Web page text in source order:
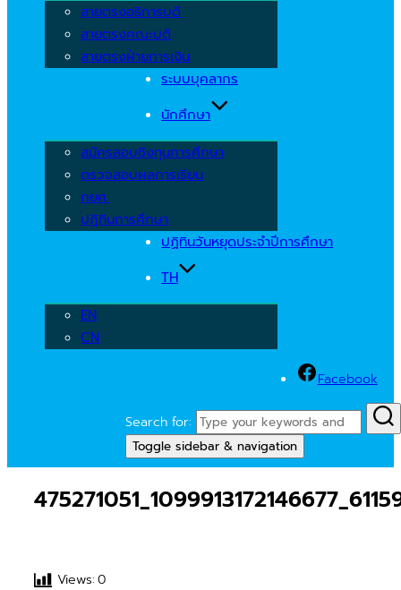
สายตรงอธิการบดี
สายตรงคณะบดี
สายตรงฝ่ายการเงิน
ระบบบุคลากร
นักศึกษา
สมัครสอบชิงทุนการศึกษา
ตรวจสอบผลการเรียน
กยศ.
ปฏิทินการศึกษา
ปฏิทินวันหยุดประจำปีการศึกษา
TH
EN
CN
Facebook
Search for:
Toggle sidebar & navigation
Views:0